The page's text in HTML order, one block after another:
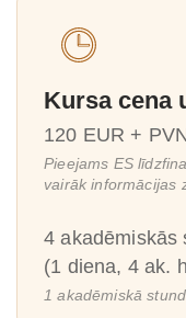
Kursa cena
120 EUR +
Pieejams ES
vairāk informācijas
4 akadēmiskās
(1 diena, 4 ak.
1 akadēmiskā